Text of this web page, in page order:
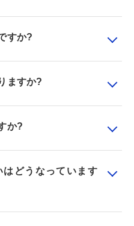
すか?
ますか?
か?
どうなっています